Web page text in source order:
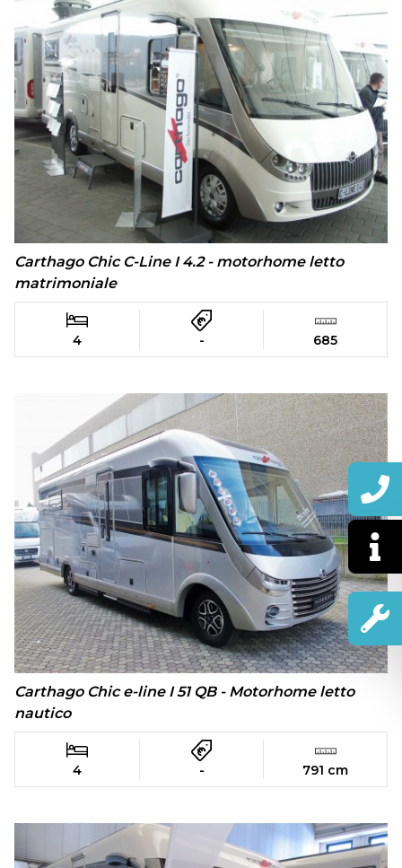
Carthago Chic C-Line I 4.2 - motorhome letto
matrimoniale
4 - 685
Carthago Chic e-line I 51 QB - Motorhome letto
nautico
4 - 791 cm